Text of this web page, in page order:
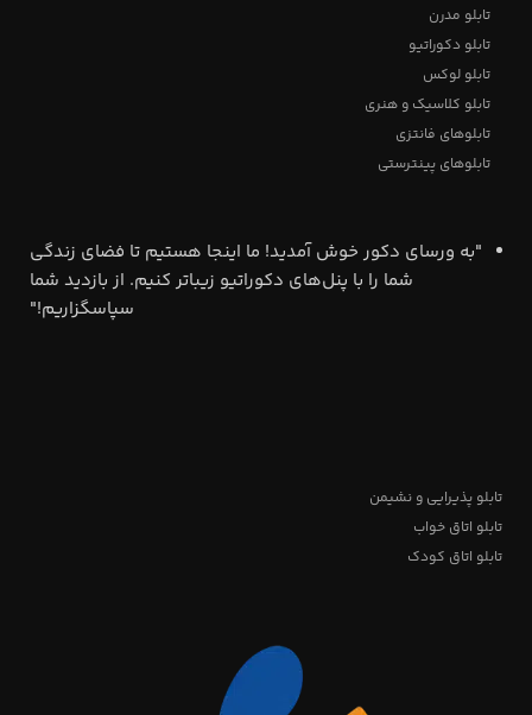
تابلو مدرن
تابلو دکوراتیو
تابلو لوکس
تابلو کلاسیک و هنری
تابلوهای فانتزی
تابلوهای پینترستی
"به ورسای دکور خوش آمدید! ما اینجا هستیم تا فضای زندگی
شما را با پنل‌های دکوراتیو زیباتر کنیم. از بازدید شما
سپاسگزاریم!"
تابلو پذیرایی و نشیمن
تابلو اتاق خواب
تابلو اتاق کودک